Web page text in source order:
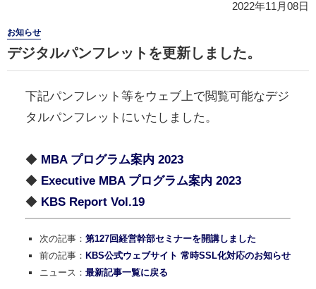
2022年11月08日
お知らせ
デジタルパンフレットを更新しました。
下記パンフレット等をウェブ上で閲覧可能なデジ
タルパンフレットにいたしました。
◆ MBA プログラム案内 2023
◆ Executive MBA プログラム案内 2023
◆ KBS Report Vol.19
次の記事： 第127回経営幹部セミナーを開講しました
前の記事： KBS公式ウェブサイト 常時SSL化対応のお知らせ
ニュース： 最新記事一覧に戻る